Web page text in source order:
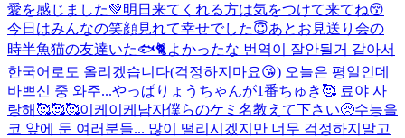
愛を感じました💚明日来てくれる方は気をつけて来てね😚
今日はみんなの笑顔見れて幸せでした😇あとお見送り会の
時半魚猫の友達いた🐟🐈よかったな 번역이 잘안될거 같아서
한국어로도 올리겠습니다(걱정하지마요😘) 오늘은 평일인데
바쁘신 중 와주...やっぱりょうちゃんが1番ちゅき🥰 료야 사
랑해🥰🥰🥰이케이케남자僕らのケミ名教えて下さい🥺수능을
코 앞에 둔 여러분들... 많이 떨리시겠지만 너무 걱정하지말고